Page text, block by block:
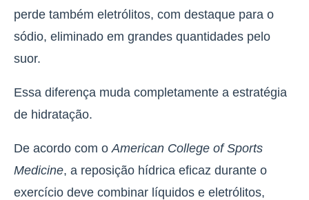
perde também eletrólitos, com destaque para o
sódio, eliminado em grandes quantidades pelo
suor.
Essa diferença muda completamente a estratégia
de hidratação.
De acordo com o American College of Sports
Medicine, a reposição hídrica eficaz durante o
exercício deve combinar líquidos e eletrólitos,